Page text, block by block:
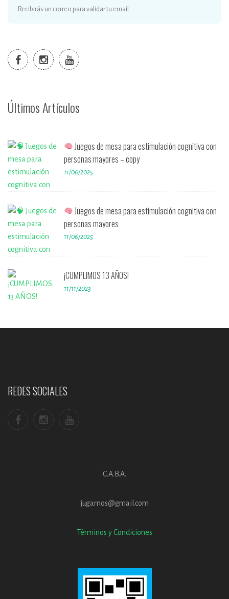
Recibirás un correo para validar tu email.
Últimos Artículos
Juegos de mesa para estimulación cognitiva con
personas mayores – copy
11/06/2025
Juegos de mesa para estimulación cognitiva con
personas mayores
11/06/2025
¡CUMPLIMOS 13 AÑOS!
11/11/2023
REDES SOCIALES
C.A.B.A.
jugarnos@gmail.com
Términos y Condiciones